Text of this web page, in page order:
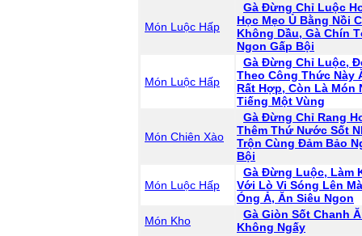
Món Luộc Hấp
Gà Đừng Chỉ Luộc
Học Mẹo Ủ Bằng Nồi
Không Dầu, Gà Chín
Ngon Gấp Bội
Món Luộc Hấp
Gà Đừng Chỉ Luộc,
Theo Công Thức Này
Rất Hợp, Còn Là Món
Tiếng Một Vùng
Món Chiên Xào
Gà Đừng Chỉ Rang
Thêm Thứ Nước Sốt
Trộn Cùng Đảm Bảo
Bội
Món Luộc Hấp
Gà Đừng Luộc, Làm
Với Lò Vi Sóng Lên
Óng Ả, Ăn Siêu Ngon
Món Kho
Gà Giòn Sốt Chanh
Không Ngấy